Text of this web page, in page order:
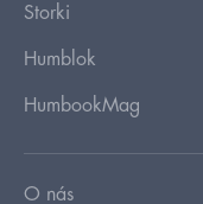
Storki
Humblok
HumbookMag
O nás